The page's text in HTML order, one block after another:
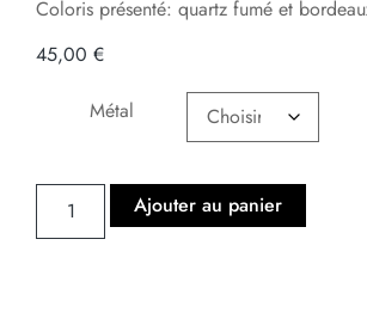
Coloris présenté: quartz fumé et
45,00 €
Métal
Ajouter au panier